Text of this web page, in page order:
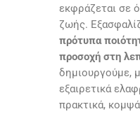
εκφράζεται σε
ζωής.
πρότυπα
προσοχή στη
δημιουργούμε,
εξαιρετικά
πρακτικά,